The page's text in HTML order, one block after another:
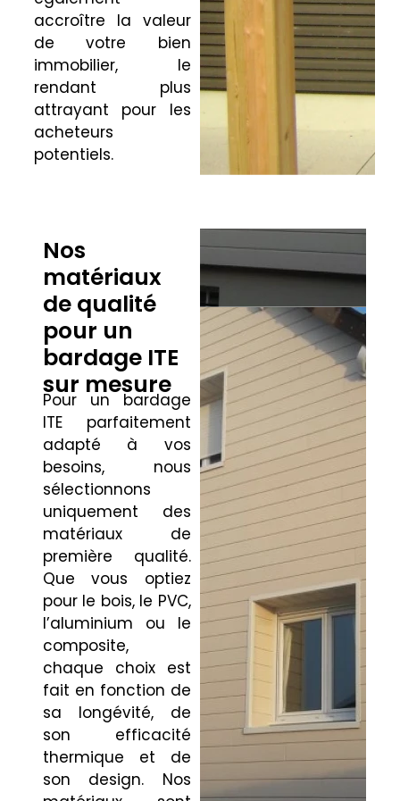
accroître la valeur
de votre bien
immobilier, le
rendant plus
attrayant pour les
acheteurs
potentiels.
Nos
matériaux
de qualité
pour un
bardage ITE
sur mesure
Pour un bardage
ITE parfaitement
adapté à vos
besoins, nous
sélectionnons
uniquement des
matériaux de
première qualité.
Que vous optiez
pour le bois, le PVC,
l’aluminium ou le
composite,
chaque choix est
fait en fonction de
sa longévité, de
son efficacité
thermique et de
son design. Nos